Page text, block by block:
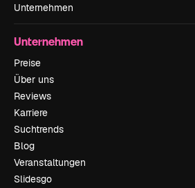
Unternehmen
Unternehmen
Preise
Über uns
Reviews
Karriere
Suchtrends
Blog
Veranstaltungen
Slidesgo